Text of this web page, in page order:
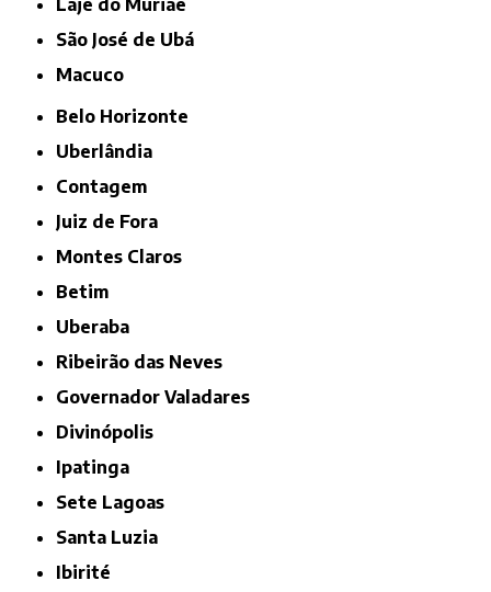
Laje do Muriaé
São José de Ubá
Macuco
Belo Horizonte
Uberlândia
Contagem
Juiz de Fora
Montes Claros
Betim
Uberaba
Ribeirão das Neves
Governador Valadares
Divinópolis
Ipatinga
Sete Lagoas
Santa Luzia
Ibirité